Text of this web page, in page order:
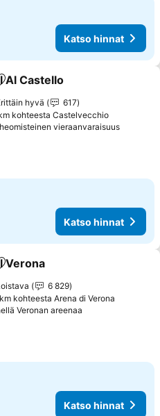
Katso hinnat
suosikkeihin
Al Castello
hyvä
617
kohteesta Castelvecchio
vieraanvaraisuus
Katso hinnat
suosikkeihin
Verona
6 829
kohteesta Arena di Verona
Veronan areenaa
Katso hinnat